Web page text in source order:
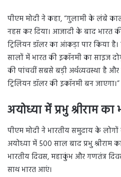
पीएम मोदी ने कहा, “गुलामी के लंबे
नहस कर दिया। आजादी के बाद भारत
ट्रिलियन डॉलर का आंकड़ा पार किया
सालों में भारत की इकॉनमी का साइज
की पांचवीं सबसे बड़ी अर्थव्यवस्था है
ट्रिलियन डॉलर की इकॉनमी बन जाएगा।”
अयोध्या में प्रभु श्रीराम
पीएम मोदी ने भारतीय समुदाय के
अयोध्या में 500 साल बाद प्रभु श्रीराम
भारतीय दिवस, महाकुंभ और गणतंत्र
साथ भारत आएं।